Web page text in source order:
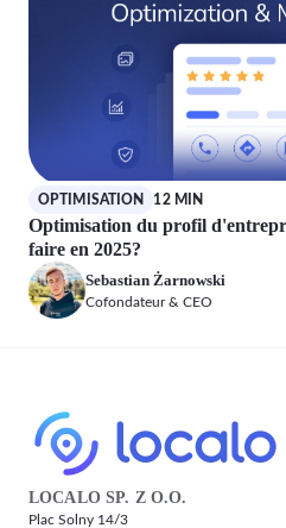
OPTIMISATION 12 MIN
Optimisation du profil
faire en 2025?
Sebastian Żarnowski
Cofondateur & CEO
LOCALO SP. Z O.O.
Plac Solny 14/3